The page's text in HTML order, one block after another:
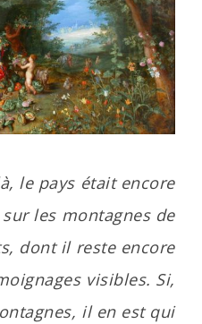
le pays était encore
les montagnes de
dont il reste encore
visibles. Si,
il en est qui